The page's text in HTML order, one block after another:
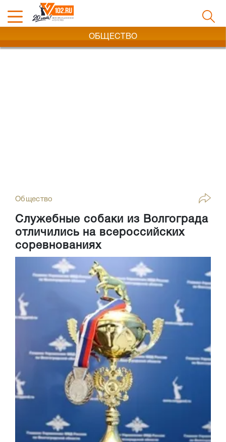
ОБЩЕСТВО
Общество
Служебные собаки из Волгограда
отличились на всероссийских
соревнованиях